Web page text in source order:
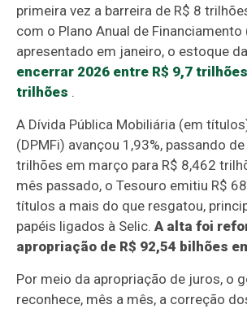
primeira vez a barreira de R$ 8
com o Plano Anual de Financiamento
apresentado em janeiro, o estoque
encerrar 2026 entre R$ 9,7
trilhões .
A Dívida Pública Mobiliária (em
(DPMFi) avançou 1,93%, passando
trilhões em março para R$ 8,462
mês passado, o Tesouro emitiu R$
títulos a mais do que resgatou,
papéis ligados à Selic.A alta foi
apropriação de R$ 92,54 bilhões
Por meio da apropriação de juros, o
reconhece, mês a mês, a correção